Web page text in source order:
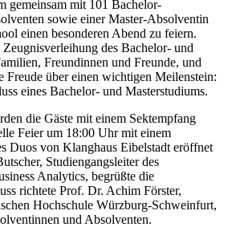
gemeinsam mit 101 Bachelor-
sowie einer Master-Absolventin
einen besonderen Abend zu feiern.
des Bachelor- und
Freundinnen und Freunde, und
Freude über einen wichtigen Meilenstein:
eines Bachelor- und Masterstudiums.
die Gäste mit einem Sektempfang
Feier um 18:00 Uhr mit einem
Duos von Klanghaus Eibelstadt eröffnet
Studiengangsleiter des
Analytics, begrüßte die
richtete Prof. Dr. Achim Förster,
Hochschule Würzburg-Schweinfurt,
und Absolventen.